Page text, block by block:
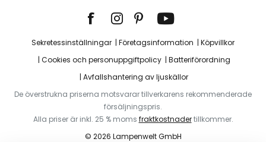
Sekretessinställningar Företagsinformation
Köpvillkor
Cookies och personuppgiftpolicy
Batteriförordning
Avfallshantering av ljuskällor
De överstrukna priserna motsvarar tillverkarens rekommenderade
försäljningspris.
Alla priser är inkl. 25 % moms fraktkostnadertillkommer.
© 2026 Lampenwelt GmbH